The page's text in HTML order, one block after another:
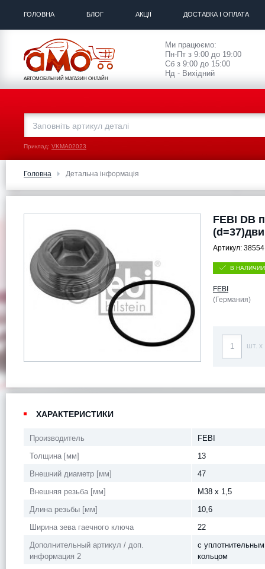
ГОЛОВНА БЛОГ АКЦІЇ ДОСТАВКА І ОПЛАТА
АВТОМОБІЛЬНИЙ МАГАЗИН ОНЛАЙН
Ми працюємо:
Пн-Пт з 9:00 до 19:00
Сб з 9:00 до 15:00
Нд - Вихідний
Приклад: VKMA02023
Головна Детальна інформація
FEBI DB
Артикул: 38554
В НАЛИЧИИ
FEBI
(Германия)
шт. x
ХАРАКТЕРИСТИКИ
Производитель
FEBI
Толщина [мм]
13
Внешний диаметр [мм]
47
Внешняя резьба [мм]
M38 x 1,5
Длина резьбы [мм]
10,6
Ширина зева гаечного ключа
22
Дополнительный артикул / доп.
информация 2
с уплотнительным
кольцом